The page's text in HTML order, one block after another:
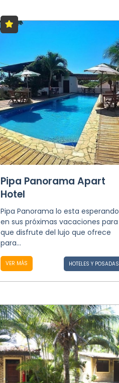
Pipa Panorama Apart
Hotel
Pipa Panorama lo esta esperando
en sus próximas vacaciones para
que disfrute del lujo que ofrece
para...
VER MÁS HOTELES Y POSADAS